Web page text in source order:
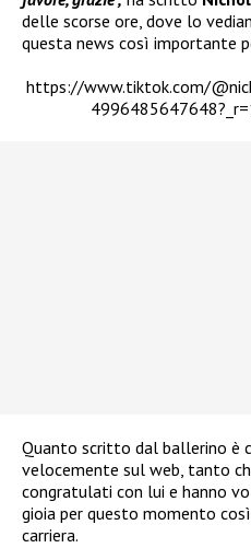
delle scorse ore, dove lo
questa news così importante
https://www.tiktok.com/
Quanto scritto dal ballerino è
velocemente sul web, tanto
congratulati con lui e hanno
gioia per questo momento
carriera.